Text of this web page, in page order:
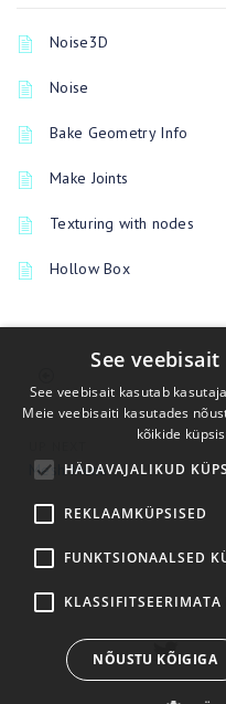
Noise3D
Noise
Bake Geometry Info
Make Joints
Texturing with nodes
Hollow Box
Mesh Menu
See
See veebisait kasutab
Meie veebisaiti kasutades
kõikide
HÄDAVAJALIKUD
REKLAAMKÜPSISED
FUNKTSIONAALSED
KLASSIFITSEERIMATA
NÕUSTU KÕIGIGA